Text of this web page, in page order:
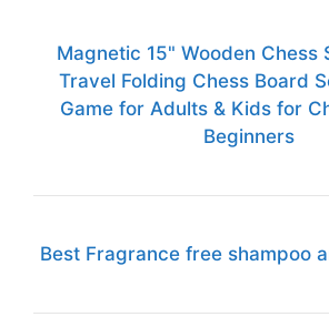
Magnetic 15" Wooden Chess
Travel Folding Chess Board
Game for Adults & Kids for
Beginners
Best Fragrance free shampoo